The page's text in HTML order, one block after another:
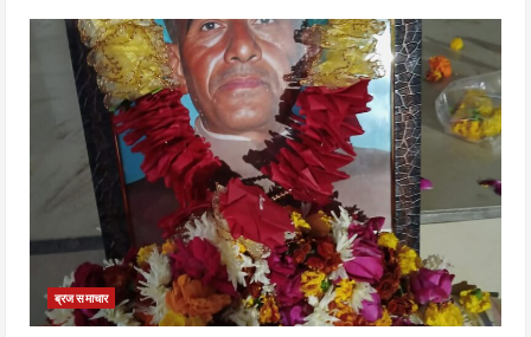
ब्रज समाचार